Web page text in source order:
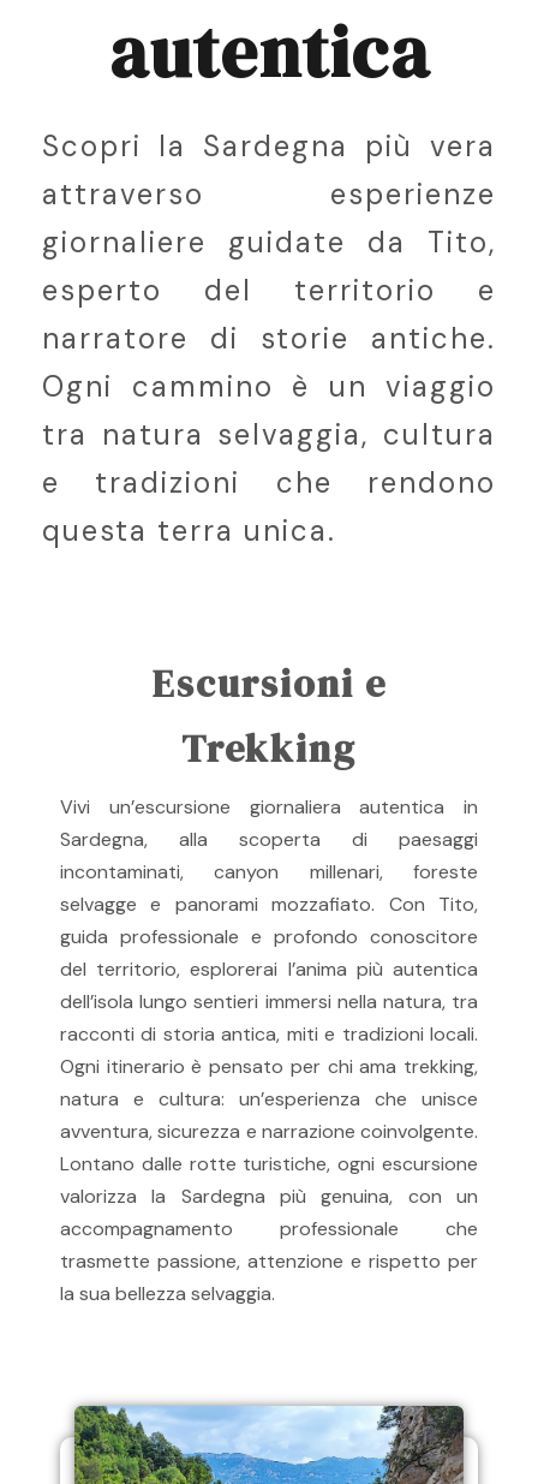
autentica
Scopri la Sardegna più vera
attraverso esperienze
giornaliere guidate da Tito,
esperto del territorio e
narratore di storie antiche.
Ogni cammino è un viaggio
tra natura selvaggia, cultura
e tradizioni che rendono
questa terra unica.
Escursioni e
Trekking
Vivi un’escursione giornaliera autentica in
Sardegna, alla scoperta di paesaggi
incontaminati, canyon millenari, foreste
selvagge e panorami mozzafiato. Con Tito,
guida professionale e profondo conoscitore
del territorio, esplorerai l’anima più autentica
dell’isola lungo sentieri immersi nella natura, tra
racconti di storia antica, miti e tradizioni locali.
Ogni itinerario è pensato per chi ama trekking,
natura e cultura: un’esperienza che unisce
avventura, sicurezza e narrazione coinvolgente.
Lontano dalle rotte turistiche, ogni escursione
valorizza la Sardegna più genuina, con un
accompagnamento professionale che
trasmette passione, attenzione e rispetto per
la sua bellezza selvaggia.